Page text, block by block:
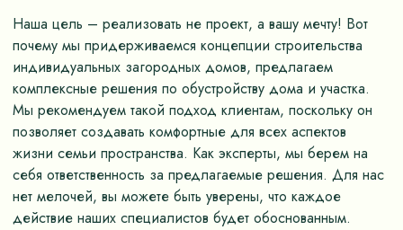
Наша цель – реализовать не проект, а вашу мечту! Вот
почему мы придерживаемся концепции строительства
индивидуальных загородных домов, предлагаем
комплексные решения по обустройству дома и участка.
Мы рекомендуем такой подход клиентам, поскольку он
позволяет создавать комфортные для всех аспектов
жизни семьи пространства. Как эксперты, мы берем на
себя ответственность за предлагаемые решения. Для нас
нет мелочей, вы можете быть уверены, что каждое
действие наших специалистов будет обоснованным.